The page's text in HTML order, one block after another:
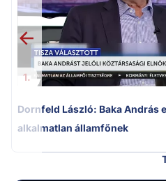
1.
Dornfeld László: Baka András
alkalmatlan államfőnek